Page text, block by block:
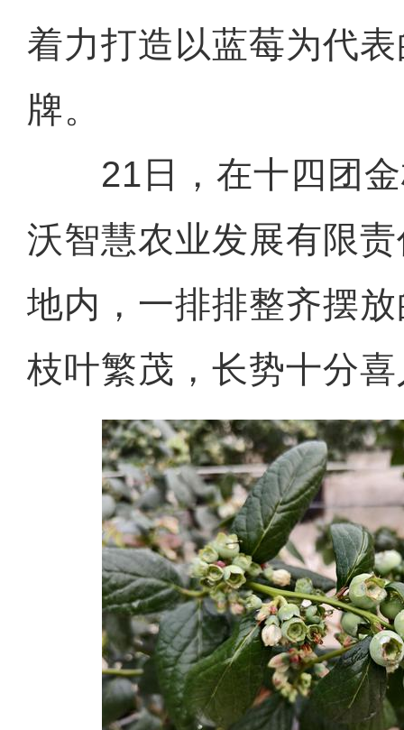
着力打造以蓝莓为代
牌。
21日，在十四团金
沃智慧农业发展有限
地内，一排排整齐摆
枝叶繁茂，长势十分